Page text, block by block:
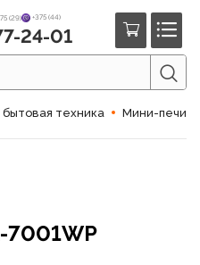
(29) +375 (44)
24-01
техника Мини-печи
7001WP